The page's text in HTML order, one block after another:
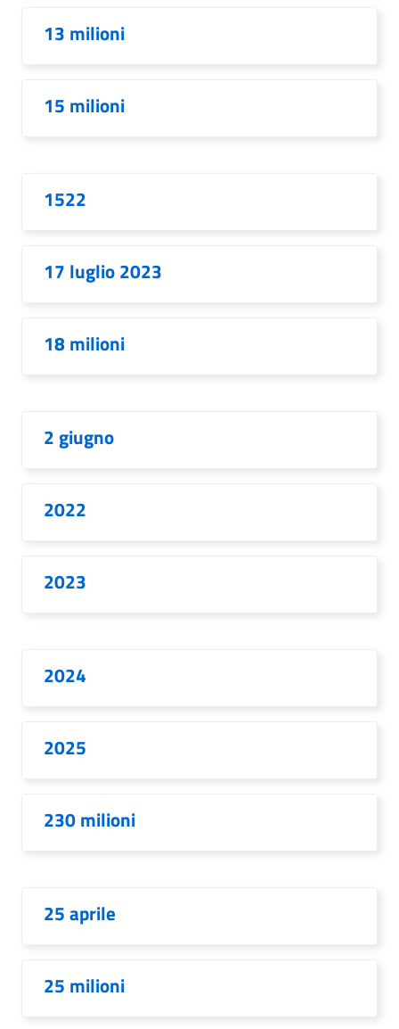
13 milioni
15 milioni
1522
17 luglio 2023
18 milioni
2 giugno
2022
2023
2024
2025
230 milioni
25 aprile
25 milioni